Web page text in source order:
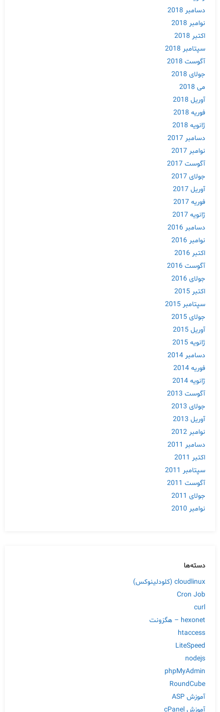
دسامبر 2018
نوامبر 2018
اکتبر 2018
سپتامبر 2018
آگوست 2018
جولای 2018
می 2018
آوریل 2018
فوریه 2018
ژانویه 2018
دسامبر 2017
نوامبر 2017
آگوست 2017
جولای 2017
آوریل 2017
فوریه 2017
ژانویه 2017
دسامبر 2016
نوامبر 2016
اکتبر 2016
آگوست 2016
جولای 2016
اکتبر 2015
سپتامبر 2015
جولای 2015
آوریل 2015
ژانویه 2015
دسامبر 2014
فوریه 2014
ژانویه 2014
آگوست 2013
جولای 2013
آوریل 2013
نوامبر 2012
دسامبر 2011
اکتبر 2011
سپتامبر 2011
آگوست 2011
جولای 2011
نوامبر 2010
دسته‌ها
cloudlinux (کلودلینوکس)
Cron Job
curl
hexonet – هگزونت
htaccess
LiteSpeed
nodejs
phpMyAdmin
RoundCube
آموزش ASP
آموزش cPanel